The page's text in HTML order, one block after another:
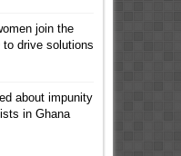
join the
to drive solutions
about impunity
in Ghana